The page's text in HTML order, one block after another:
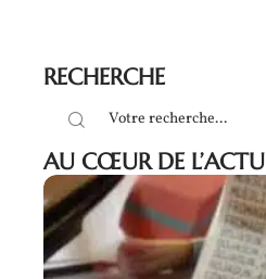
RECHERCHE
AU CŒUR DE L’ACTU